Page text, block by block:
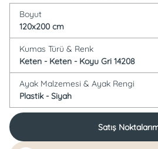
Boyut
120x200 cm
Kumas Türü & Renk
Keten - Keten - Koyu Gri 14208
Ayak Malzemesi & Ayak Rengi
Plastik - Siyah
Satış